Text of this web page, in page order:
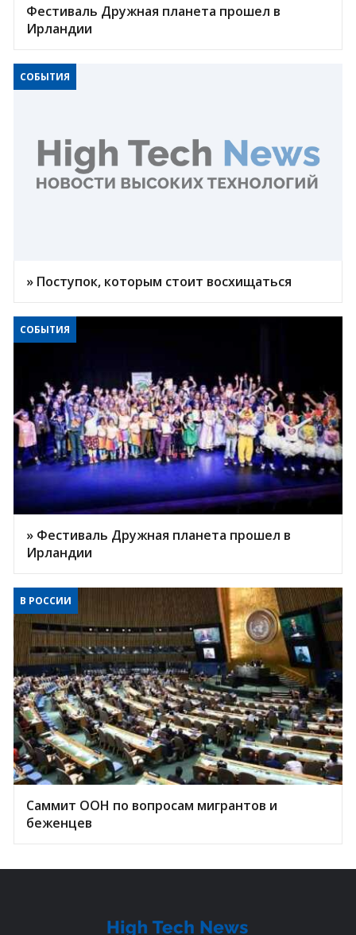
Фестиваль Дружная планета прошел в
Ирландии
СОБЫТИЯ
» Поступок, которым стоит восхищаться
СОБЫТИЯ
» Фестиваль Дружная планета прошел в
Ирландии
В РОССИИ
Саммит ООН по вопросам мигрантов и
беженцев